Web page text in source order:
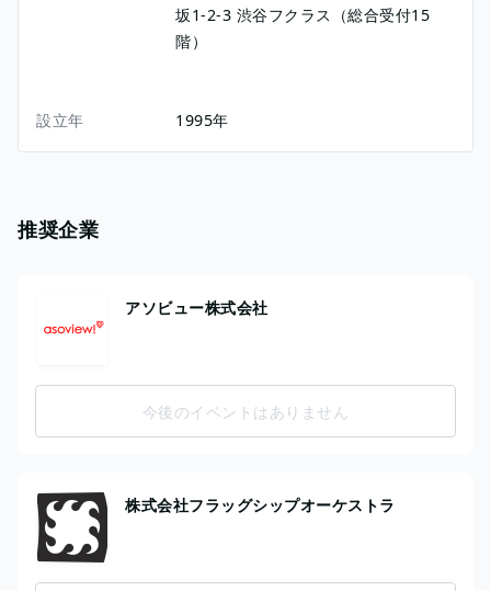
坂1-2-3 渋谷フクラス（総合受付15
階）
設立年 1995年
推奨企業
アソビュー株式会社
今後のイベントはありません
株式会社フラッグシップオーケストラ